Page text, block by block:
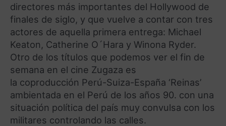
directores más importantes del Hollywood de
finales de siglo, y que vuelve a contar con tres
actores de aquella primera entrega: Michael
Keaton, Catherine O´Hara y Winona Ryder.
Otro de los títulos que podemos ver el fin de
semana en el cine Zugaza es
la coproducción Perú-Suiza-España ‘Reinas’
ambientada en el Perú de los años 90. con una
situación política del país muy convulsa con los
militares controlando las calles.